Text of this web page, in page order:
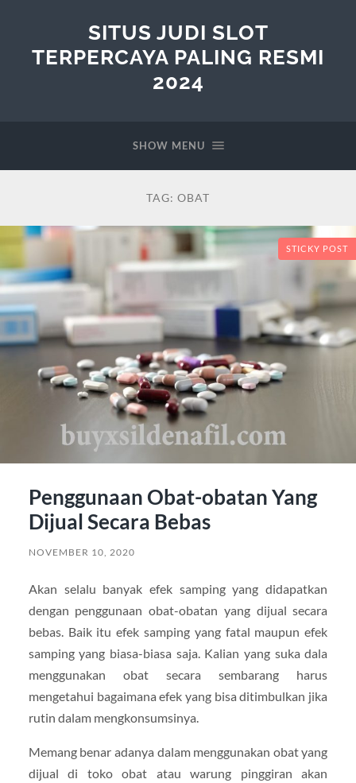
SITUS JUDI SLOT
TERPERCAYA PALING RESMI
2024
SHOW MENU
TAG: OBAT
STICKY POST
Penggunaan Obat-obatan Yang
Dijual Secara Bebas
NOVEMBER 10, 2020
Akan selalu banyak efek samping yang didapatkan
dengan penggunaan obat-obatan yang dijual secara
bebas. Baik itu efek samping yang fatal maupun efek
samping yang biasa-biasa saja. Kalian yang suka dala
menggunakan obat secara sembarang harus
mengetahui bagaimana efek yang bisa ditimbulkan jika
rutin dalam mengkonsumsinya.
Memang benar adanya dalam menggunakan obat yang
dijual di toko obat atau warung pinggiran akan